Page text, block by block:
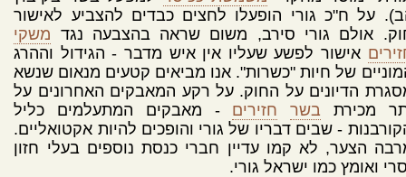
על ח"כ גורי הופעלו לחצים כבדים להצביע לאישור
אולם גורי סירב, משום שראה בהצבעה נגד משקי
אישור לפשע שעליו אין איש מדבר - הגידול וההרג
של חיות "כשרות". אנו מביאים קטעים מנאום שנשא
הדיונים על החוק. על רקע המאבקים האחרונים על
מכירת בשר חזירים - מאבקים המתעלמים כליל
- שבים דבריו של גורי והופכים להיות אקטואליים.
הצער, לא קמו עדיין חברי כנסת נוספים בעלי חזון
ואומץ כמו ישראל גורי.